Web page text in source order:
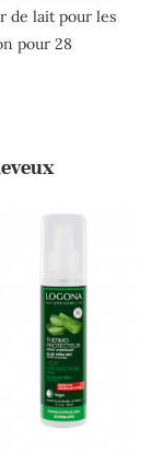
de lait pour les
pour 28